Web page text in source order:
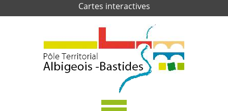
Cartes interactives